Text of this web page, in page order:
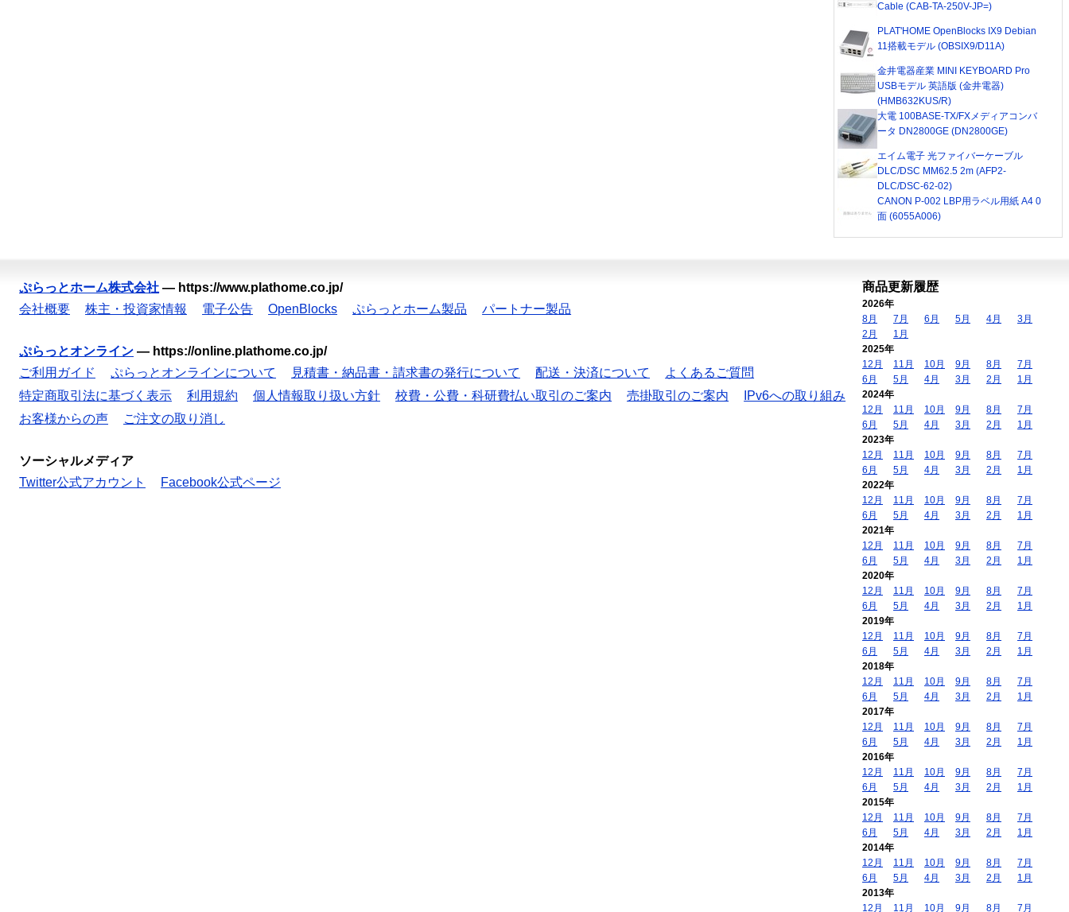
Cable (CAB-TA-250V-JP=)
PLAT'HOME OpenBlocks IX9 Debian
11搭載モデル (OBSIX9/D11A)
金井電器産業 MINI KEYBOARD Pro
USBモデル 英語版 (金井電器)
(HMB632KUS/R)
大電 100BASE-TX/FXメディアコンバ
ータ DN2800GE (DN2800GE)
エイム電子 光ファイバーケーブル
DLC/DSC MM62.5 2m (AFP2-
DLC/DSC-62-02)
CANON P-002 LBP用ラベル用紙 A4 0
面 (6055A006)
ぷらっとホーム株式会社 — https://www.plathome.co.jp/
会社概要
株主・投資家情報 電子公告 OpenBlocks ぷらっとホーム製品 パートナー製品
ぷらっとオンライン — https://online.plathome.co.jp/
ご利用ガイド
ぷらっとオンラインについて 見積書・納品書・請求書の発行について 配送・決済について
よくあるご質問
特定商取引法に基づく表示
利用規約 個人情報取り扱い方針 校費・公費・科研費払い取引のご案内 売掛取引のご案内
IPv6への取り組み
お客様からの声
ご注文の取り消し
ソーシャルメディア
Twitter公式アカウント
Facebook公式ページ
商品更新履歴
2026年
8月
7月 6月 5月 4月
3月
2月
1月
2025年
12月
11月 10月 9月 8月
7月
6月
5月 4月 3月 2月
1月
2024年
12月
11月 10月 9月 8月
7月
6月
5月 4月 3月 2月
1月
2023年
12月
11月 10月 9月 8月
7月
6月
5月 4月 3月 2月
1月
2022年
12月
11月 10月 9月 8月
7月
6月
5月 4月 3月 2月
1月
2021年
12月
11月 10月 9月 8月
7月
6月
5月 4月 3月 2月
1月
2020年
12月
11月 10月 9月 8月
7月
6月
5月 4月 3月 2月
1月
2019年
12月
11月 10月 9月 8月
7月
6月
5月 4月 3月 2月
1月
2018年
12月
11月 10月 9月 8月
7月
6月
5月 4月 3月 2月
1月
2017年
12月
11月 10月 9月 8月
7月
6月
5月 4月 3月 2月
1月
2016年
12月
11月 10月 9月 8月
7月
6月
5月 4月 3月 2月
1月
2015年
12月
11月 10月 9月 8月
7月
6月
5月 4月 3月 2月
1月
2014年
12月
11月 10月 9月 8月
7月
6月
5月 4月 3月 2月
1月
2013年
12月
11月 10月 9月 8月 7月